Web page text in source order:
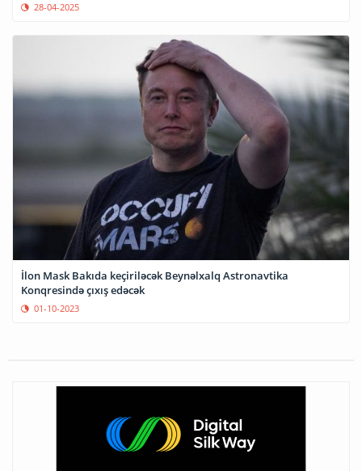
28-04-2025
İlon Mask Bakıda keçiriləcək Beynəlxalq Astronavtika
Konqresində çıxış edəcək
01-10-2023